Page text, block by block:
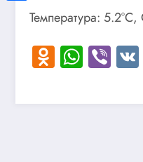
Температура:
Отправить